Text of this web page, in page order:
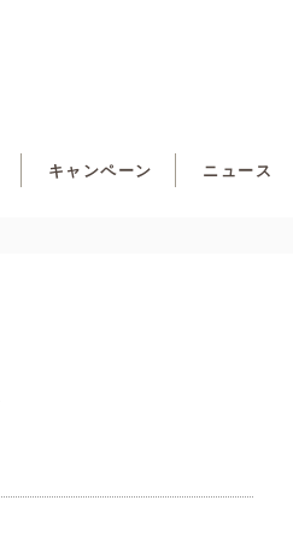
キャンペーン ニュース